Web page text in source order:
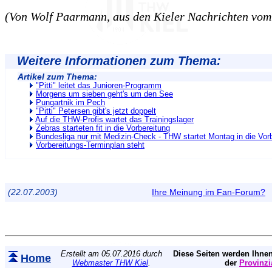
(Von Wolf Paarmann, aus den Kieler Nachrichten
Weitere Informationen zum Thema:
Artikel zum Thema:
"Pitti" leitet das Junioren-Programm
Morgens um sieben geht's um den See
Pungartnik im Pech
"Pitti" Petersen gibt's jetzt doppelt
Auf die THW-Profis wartet das Trainingslager
Zebras starteten fit in die Vorbereitung
Bundesliga nur mit Medizin-Check - THW startet Montag in die
Vorbereitungs-Terminplan steht
(22.07.2003) Ihre Meinung im Fan-Forum?
Home
Erstellt am 05.07.2016 durch
Webmaster THW Kiel.
Diese Seiten werden
der